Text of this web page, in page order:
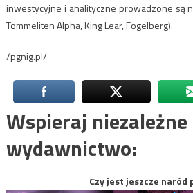
inwestycyjne i analityczne prowadzone są
Tommeliten Alpha, King Lear, Fogelberg).
/pgnig.pl/
Wspieraj niezależne
wydawnictwo:
Czy jest jeszcze naród